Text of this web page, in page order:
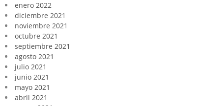
enero 2022
diciembre 2021
noviembre 2021
octubre 2021
septiembre 2021
agosto 2021
julio 2021
junio 2021
mayo 2021
abril 2021